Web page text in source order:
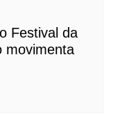
Festival da
movimenta